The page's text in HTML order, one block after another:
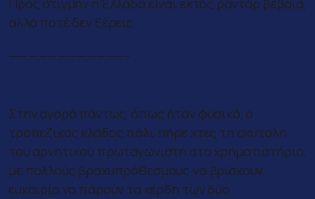
Προς στιγμήν η Ελλάδα είναι εκτός ραντάρ βέβαια,
αλλά ποτέ δεν ξέρεις.
————————————-
Στην αγορά πάντως, όπως ήταν φυσικό, ο
τραπεζικός κλάδος πάλι πήρε χτες τη σκυτάλη
του αρνητικού πρωταγωνιστή στο χρηματιστήριο,
με πολλούς βραχυπρόθεσμους να βρίσκουν
ευκαιρία να πάρουν τα κέρδη των δύο